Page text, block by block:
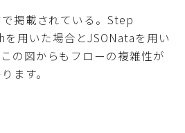
掲載されている。Step
用いた場合とJSONataを用い
の図からもフローの複雑性が
ます。